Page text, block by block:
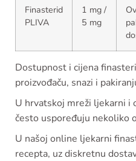
Finasterid
PLIVA
1 mg /
5 mg
Dostupnost i cijena
proizvođaču, snazi i
U hrvatskoj mreži ljekarni i
često uspoređuju nekoliko
U našoj online ljekarni
recepta, uz diskretnu